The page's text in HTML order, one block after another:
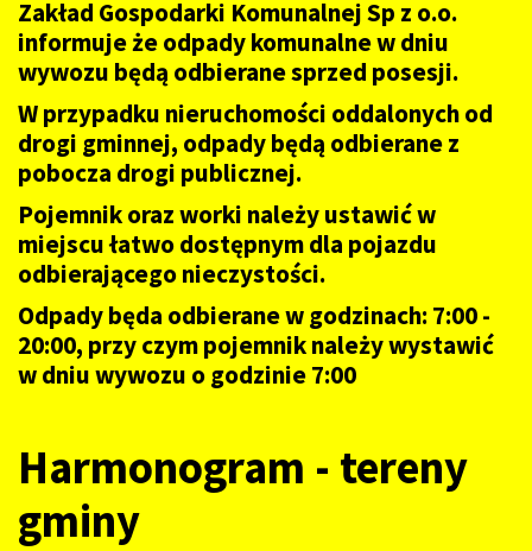
Zakład Gospodarki Komunalnej Sp z o.o.
informuje że odpady komunalne w dniu
wywozu będą odbierane sprzed posesji.
W przypadku nieruchomości oddalonych od
drogi gminnej, odpady będą odbierane z
pobocza drogi publicznej.
Pojemnik oraz worki należy ustawić w
miejscu łatwo dostępnym dla pojazdu
odbierającego nieczystości.
Odpady będa odbierane w godzinach: 7:00 -
20:00, przy czym pojemnik należy wystawić
w dniu wywozu o godzinie 7:00
Harmonogram - tereny
gminy